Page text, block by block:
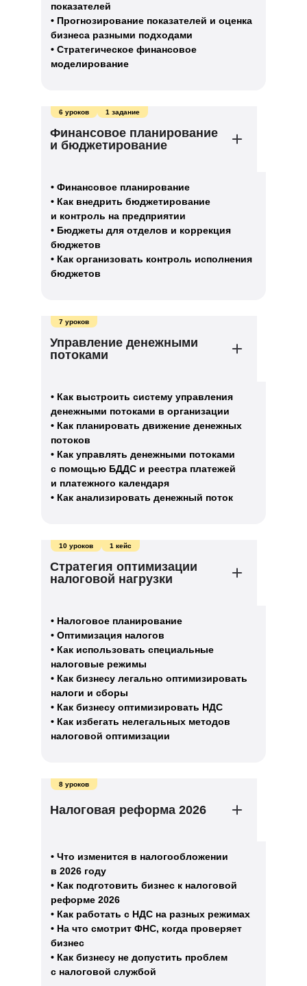
показателей
• Прогнозирование показателей и оценка
бизнеса разными подходами
• Стратегическое финансовое
моделирование
Финансовое планирование
и бюджетирование
6 уроков 1 задание
• Финансовое планирование
• Как внедрить бюджетирование
и контроль на предприятии
• Бюджеты для отделов и коррекция
бюджетов
• Как организовать контроль исполнения
бюджетов
Управление денежными
потоками
7 уроков
• Как выстроить систему управления
денежными потоками в организации
• Как планировать движение денежных
потоков
• Как управлять денежными потоками
с помощью БДДС и реестра платежей
и платежного календаря
• Как анализировать денежный поток
Стратегия оптимизации
налоговой нагрузки
10 уроков 1 кейс
• Налоговое планирование
• Оптимизация налогов
• Как использовать специальные
налоговые режимы
• Как бизнесу легально оптимизировать
налоги и сборы
• Как бизнесу оптимизировать НДС
• Как избегать нелегальных методов
налоговой оптимизации
Налоговая реформа 2026
8 уроков
• Что изменится в налогообложении
в 2026 году
• Как подготовить бизнес к налоговой
реформе 2026
• Как работать с НДС на разных режимах
• На что смотрит ФНС, когда проверяет
бизнес
• Как бизнесу не допустить проблем
с налоговой службой